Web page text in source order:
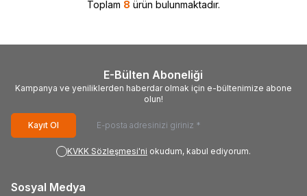
Toplam 8 ürün bulunmaktadır.
E-Bülten Aboneliği
Kampanya ve yeniliklerden haberdar olmak için e-bültenimize abone
olun!
Kayıt Ol
KVKK Sözleşmesi'ni okudum, kabul ediyorum.
Sosyal Medya